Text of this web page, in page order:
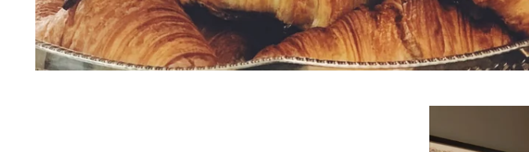
Rekrutierung